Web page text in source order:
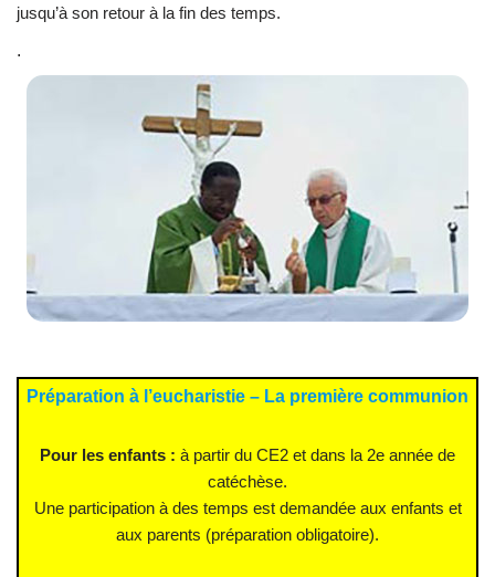
jusqu’à son retour à la fin des temps.
.
Préparation à l’eucharistie – La première communion
Pour les enfants : à partir du CE2 et dans la 2e année de
catéchèse.
Une participation à des temps est demandée aux enfants et
aux parents (préparation obligatoire).